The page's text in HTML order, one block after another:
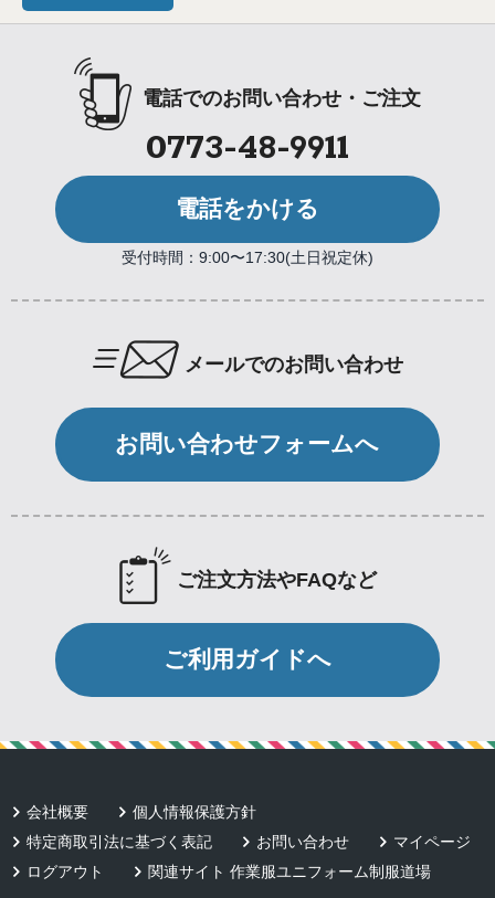
電話でのお問い合わせ・ご注文
0773-48-9911
電話をかける
受付時間：9:00〜17:30(土日祝定休)
メールでのお問い合わせ
お問い合わせフォームへ
ご注文方法やFAQなど
ご利用ガイドへ
会社概要
個人情報保護方針
特定商取引法に基づく表記
お問い合わせ
マイページ
ログアウト
関連サイト 作業服ユニフォーム制服道場